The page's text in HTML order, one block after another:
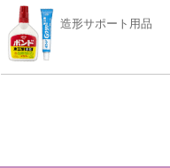
造形サポート用品